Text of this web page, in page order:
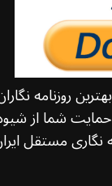
روزنامه
شما از شیوه
مستقل